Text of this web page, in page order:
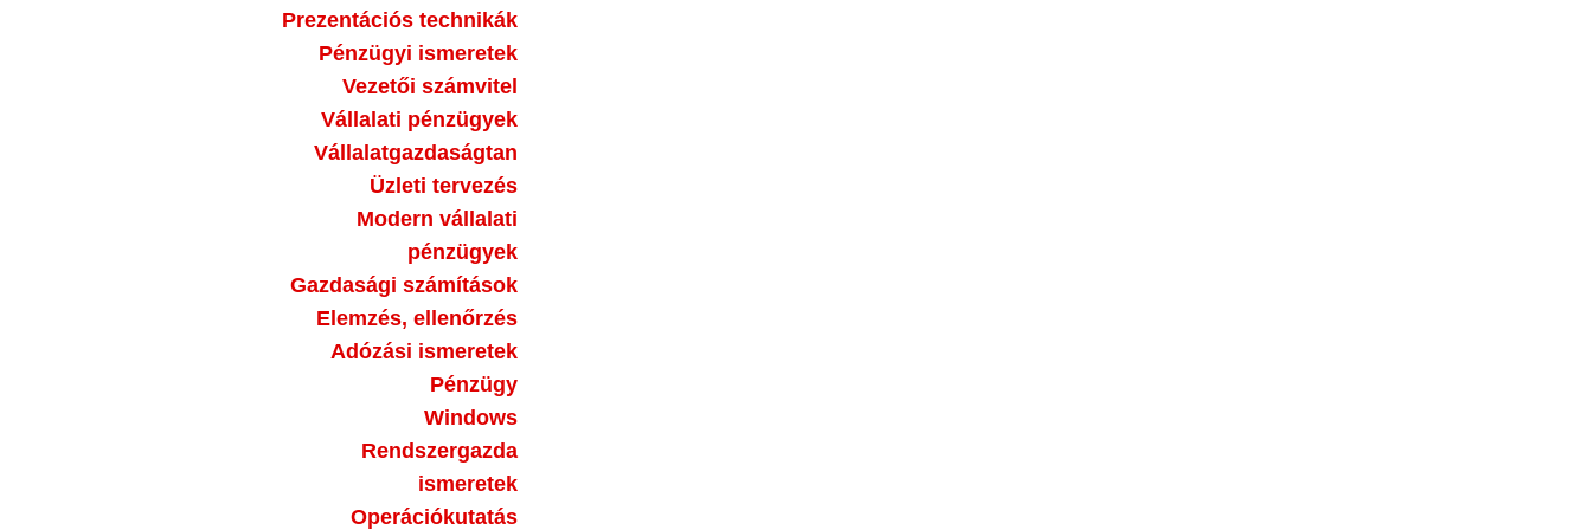
Prezentációs technikák
Pénzügyi ismeretek
Vezetői számvitel
Vállalati pénzügyek
Vállalatgazdaságtan
Üzleti tervezés
Modern vállalati
pénzügyek
Gazdasági számítások
Elemzés, ellenőrzés
Adózási ismeretek
Pénzügy
Windows
Rendszergazda
ismeretek
Operációkutatás